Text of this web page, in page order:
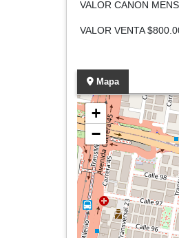
VALOR CANON
VALOR VENTA
Mapa
+
−